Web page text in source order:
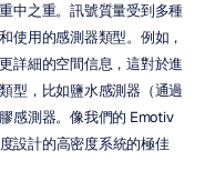
中之重。訊號質量受到多種
使用的感測器類型。例如，
詳細的空間信息，這對於進
型，比如鹽水感測器（通過
感測器。像我們的 Emotiv
設計的高密度系統的極佳